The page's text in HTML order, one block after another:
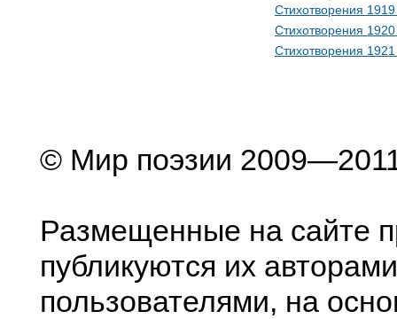
Стихотворения 1919
Стихотворения 1920
Стихотворения 1921
© Мир поэзии
Размещенные на сайте
публикуются их
пользователями, на